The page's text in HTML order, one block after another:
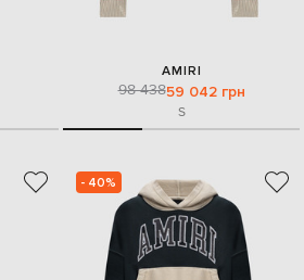
AMIRI
98 43859 042 грн
S
- 40%